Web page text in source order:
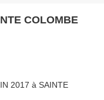
COLOMBE